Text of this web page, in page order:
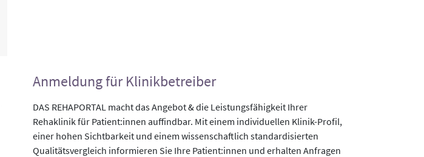
Anmeldung für Klinikbetreiber
DAS REHAPORTAL macht das Angebot & die Leistungsfähigkeit Ihrer
Rehaklinik für Patient:innen auffindbar. Mit einem individuellen Klinik-Profil,
einer hohen Sichtbarkeit und einem wissenschaftlich standardisierten
Qualitätsvergleich informieren Sie Ihre Patient:innen und erhalten Anfragen